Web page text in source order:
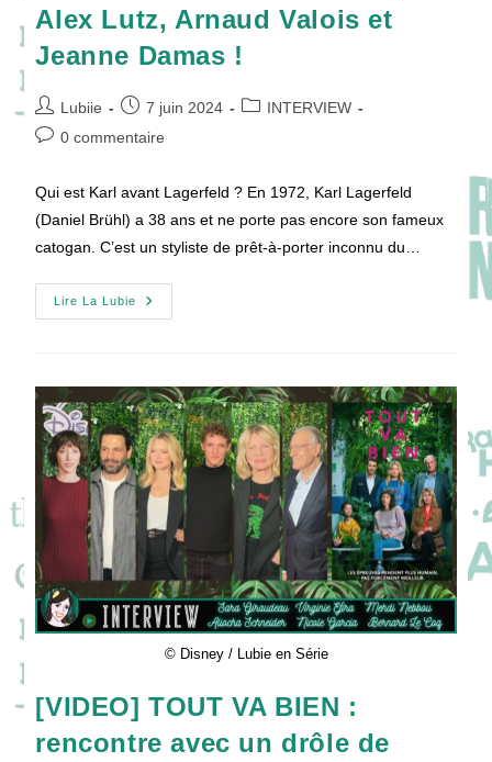
Alex Lutz, Arnaud Valois et
Jeanne Damas !
Auteur/autrice
de
Lubiie
Publication
publiée :
7 juin 2024
PostINTERVIEW
Commentaires
publication :
0 commentaire
Qui est Karl avant Lagerfeld ? En 1972, Karl Lagerfeld
(Daniel Brühl) a 38 ans et ne porte pas encore son fameux
catogan. C’est un styliste de prêt-à-porter inconnu du…
Lire La Lubie
BECOMING
KARL
Un
Casting
Haute-
Couture
Daniel
Brühl,
Alex
Lutz,
Arnaud
Valois
Jeanne
Damas
!
© Disney / Lubie en Série
[VIDEO] TOUT VA BIEN :
rencontre avec un drôle de